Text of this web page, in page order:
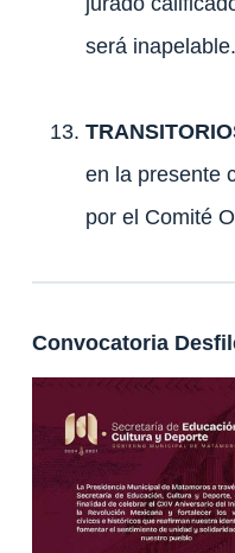
será inapelable.
en la presente
por el Comité
Convocatoria